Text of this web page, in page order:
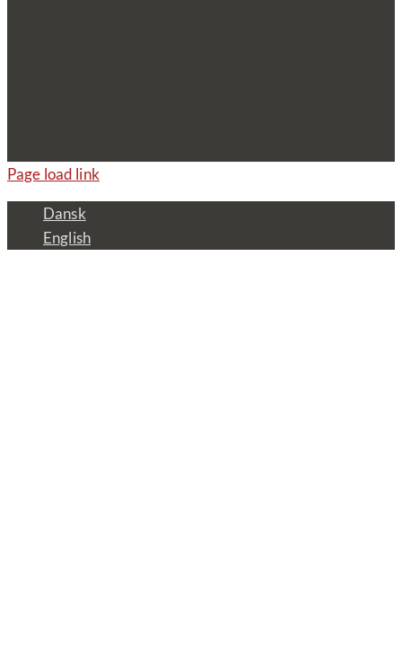
Page load link
Dansk
English